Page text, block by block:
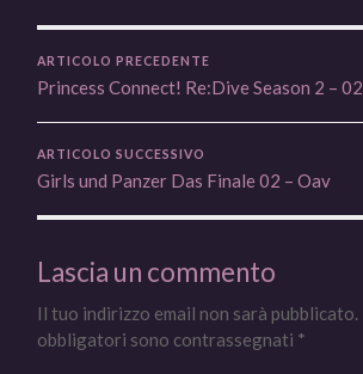
ARTICOLO PRECEDENTE
Princess Connect! Re:Dive Season 2 – 02
ARTICOLO SUCCESSIVO
Girls und Panzer Das Finale 02 – Oav
Lascia un commento
Il tuo indirizzo email non sarà pubblicato.
obbligatori sono contrassegnati *